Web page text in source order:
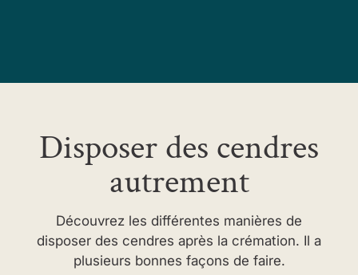
Disposer des cendres
autrement
Découvrez les différentes manières de
disposer des cendres après la crémation. Il a
plusieurs bonnes façons de faire.